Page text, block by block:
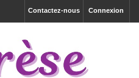
Connexion
Contactez-nous